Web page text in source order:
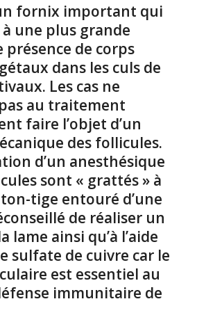
fornix important qui
une plus grande
présence de corps
dans les culs de
Les cas ne
au traitement
faire l’objet d’un
des follicules.
d’un anesthésique
sont « grattés » à
tige entouré d’une
de réaliser un
lame ainsi qu’à l’aide
sulfate de cuivre car le
est essentiel au
immunitaire de